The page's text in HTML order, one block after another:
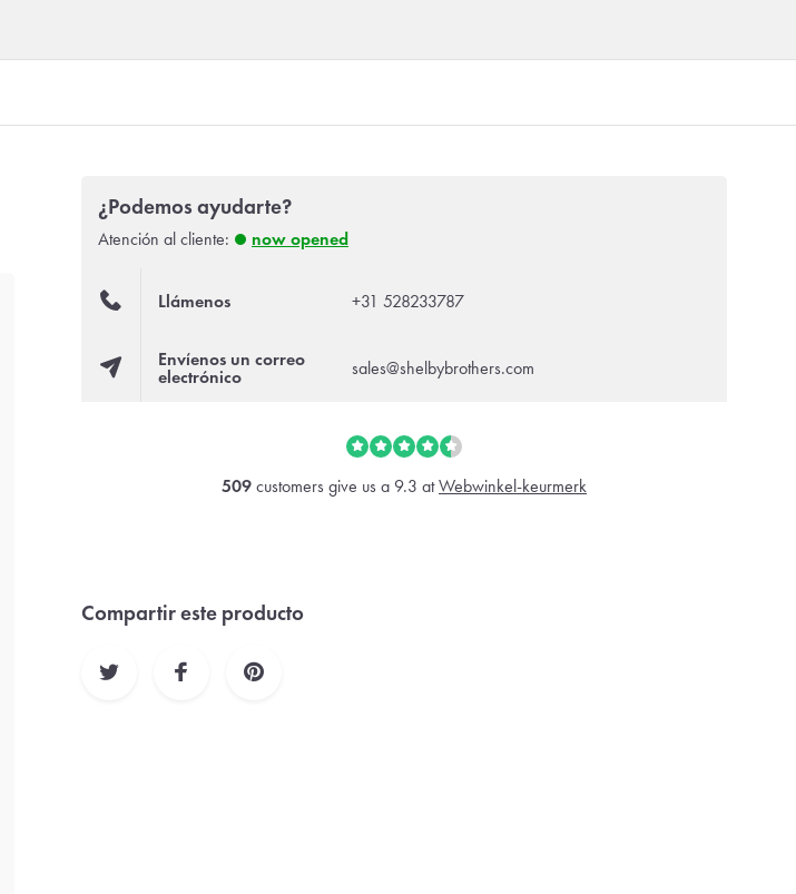
¿Podemos ayudarte?
Atención al cliente: now opened
Llámenos +31 528233787
Envíenos un correo
electrónico
sales@shelbybrothers.com
509 customers give us a 9.3 atWebwinkel-keurmerk
Compartir este producto